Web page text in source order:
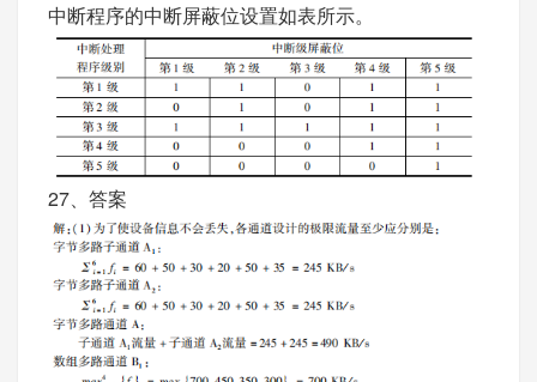
中断程序的中断屏蔽位设置如表所示。
27、答案